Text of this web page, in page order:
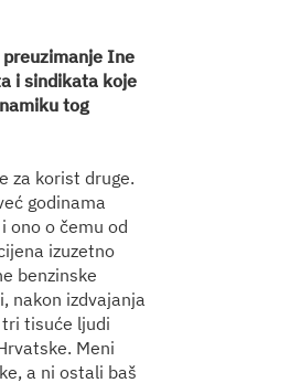
Ine
i sindikata koje
tog
za korist druge.
godinama
ono o čemu od
izuzetno
benzinske
nakon izdvajanja
tisuće ljudi
Meni
a ni ostali baš